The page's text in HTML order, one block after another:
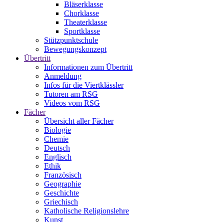
Bläserklasse
Chorklasse
Theaterklasse
Sportklasse
Stützpunktschule
Bewegungskonzept
Übertritt
Informationen zum Übertritt
Anmeldung
Infos für die Viertklässler
Tutoren am RSG
Videos vom RSG
Fächer
Übersicht aller Fächer
Biologie
Chemie
Deutsch
Englisch
Ethik
Französisch
Geographie
Geschichte
Griechisch
Katholische Religionslehre
Kunst